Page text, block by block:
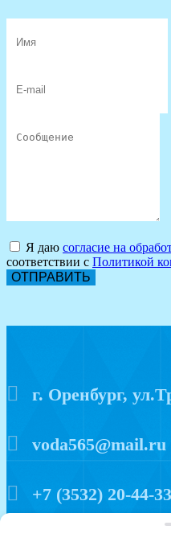
Я даю согласие на
соответствии с Политикой
ОТПРАВИТЬ
г. Оренбург,
voda565@mail.ru
+7 (3532) 20-44-33